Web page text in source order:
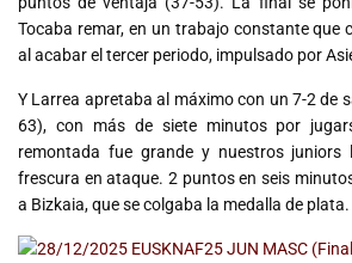
Tocaba remar, en un trabajo constante que
al acabar el tercer periodo, impulsado por
Y Larrea apretaba al máximo con un 7-2 de
63), con más de siete minutos por
remontada fue grande y nuestros juniors
frescura en ataque. 2 puntos en seis
a Bizkaia, que se colgaba la medalla de plata.